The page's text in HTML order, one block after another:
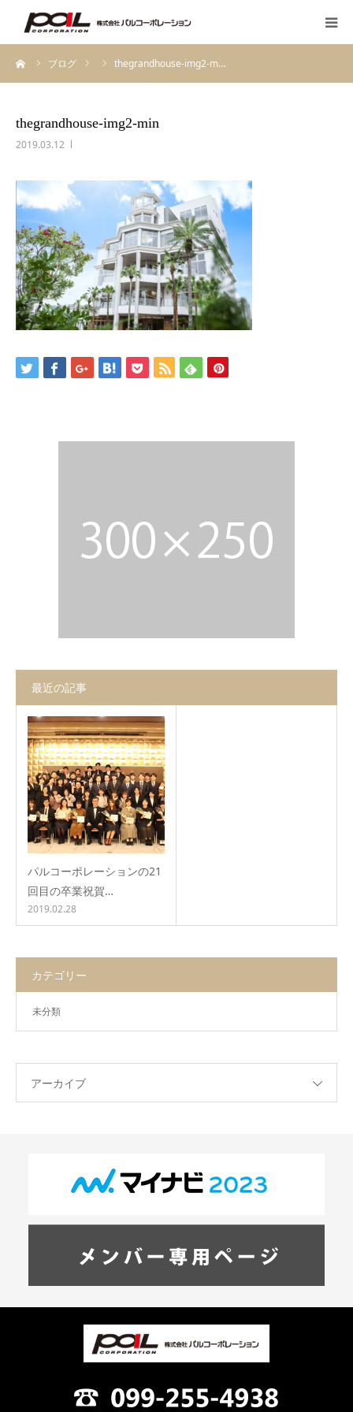
ブログ thegrandhouse-img2-m…
thegrandhouse-img2-min
2019.03.12
最近の記事
パルコーポレーションの21
回目の卒業祝賀…
2019.02.28
カテゴリー
未分類
アーカイブ
HOME
先輩スタッフの声
お客様の声一覧
採用・求人
お問合せ